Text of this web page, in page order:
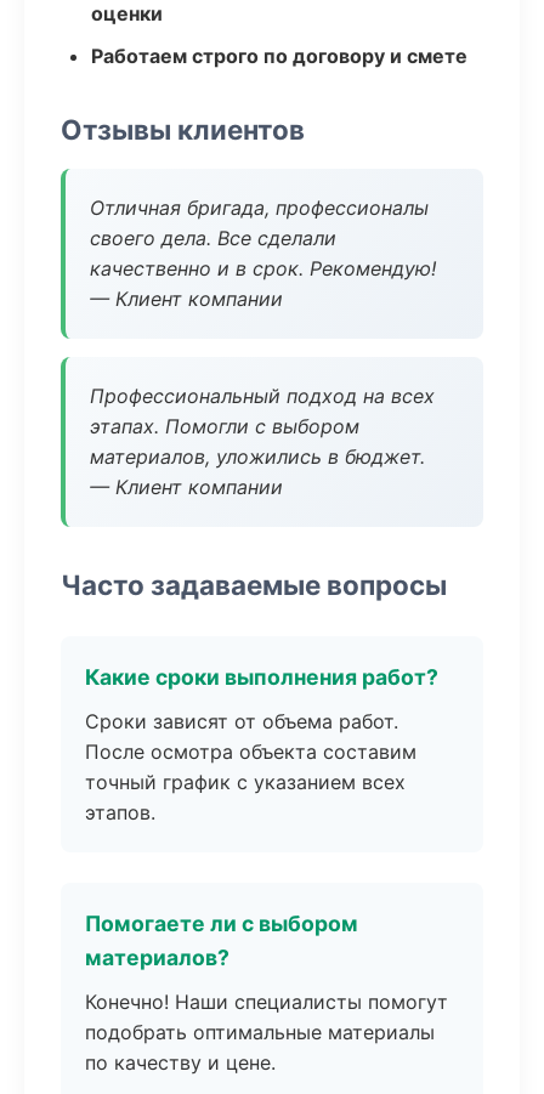
оценки
Работаем строго по договору и смете
Отзывы клиентов
Отличная бригада, профессионалы
своего дела. Все сделали
качественно и в срок. Рекомендую!
— Клиент компании
Профессиональный подход на всех
этапах. Помогли с выбором
материалов, уложились в бюджет.
— Клиент компании
Часто задаваемые вопросы
Какие сроки выполнения работ?
Сроки зависят от объема работ.
После осмотра объекта составим
точный график с указанием всех
этапов.
Помогаете ли с выбором
материалов?
Конечно! Наши специалисты помогут
подобрать оптимальные материалы
по качеству и цене.